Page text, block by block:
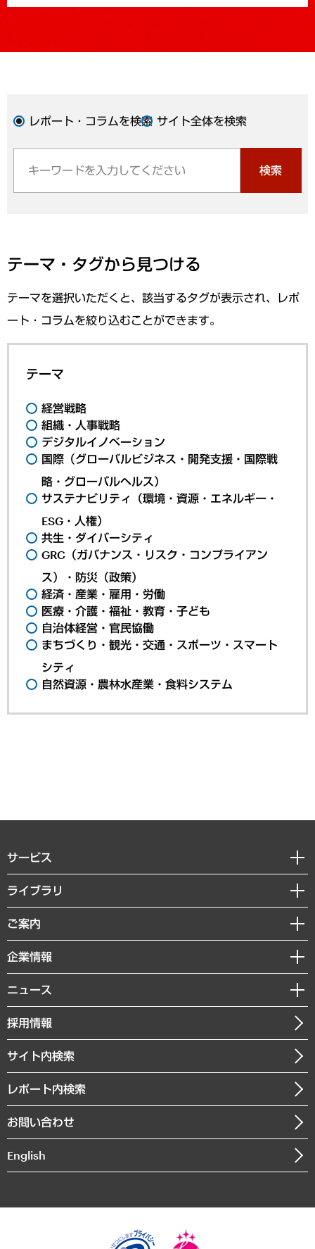
レポート・コラムを検索 サイト全体を検索
検索
テーマ・タグから見つける
テーマを選択いただくと、該当するタグが表示され、レポ
ート・コラムを絞り込むことができます。
テーマ
経営戦略
組織・人事戦略
デジタルイノベーション
国際（グローバルビジネス・開発支援・国際戦
略・グローバルヘルス）
サステナビリティ（環境・資源・エネルギー・
ESG・人権）
共生・ダイバーシティ
GRC（ガバナンス・リスク・コンプライアン
ス）・防災（政策）
経済・産業・雇用・労働
医療・介護・福祉・教育・子ども
自治体経営・官民協働
まちづくり・観光・交通・スポーツ・スマート
シティ
自然資源・農林水産業・食料システム
サービス
経営戦略
組織・人事戦略
デジタルイノベーション
共生・ダイバーシティ
GRC（ガバナンス・リスク・コンプライアンス）・防災（政策）
経済・産業・雇用・労働
まちづくり・観光・交通・スポーツ・スマートシティ
自然資源・農林水産業・食料システム
ライブラリ
経済調査
レポート
コラム
経営用語集
受託・受注実績（官公庁関連）
メディア掲載・出演
ご案内
セミナー・イベント情報
MUFGビジネスセミナー
受託案件情報
企業情報
私たちの想い
社長メッセージ
会社概要
沿革
組織図・本部部室紹介
インドネシア現地法人
個人情報保護方針
ニュース
ニュースリリース
お知らせ
採用情報
サイト内検索
レポート内検索
お問い合わせ
English